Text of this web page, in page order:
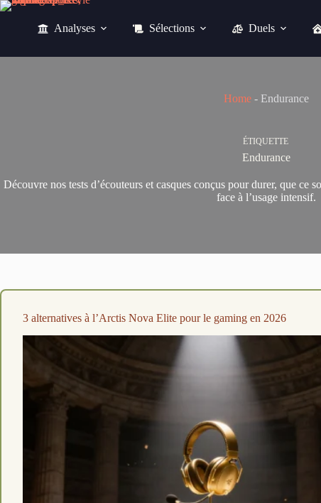
Passer
Analyses Sélections Duels
Home - Endurance
ÉTIQUETTE
Endurance
Découvre nos tests d’écouteurs et casques conçus pour durer, que ce
face à l’usage intensif.
3 alternatives à l’Arctis Nova Elite pour le gaming en 2026